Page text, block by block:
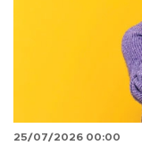
25/07/2026 00:00